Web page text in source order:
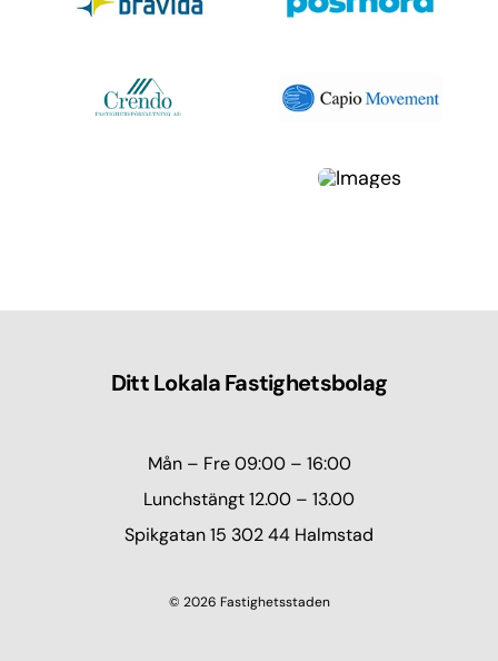
Ditt Lokala Fastighetsbolag
Mån – Fre 09:00 – 16:00
Lunchstängt 12.00 – 13.00
Spikgatan 15 302 44 Halmstad
© 2026 Fastighetsstaden